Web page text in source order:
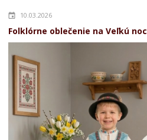
10.03.2026
Folklórne oblečenie na Veľkú noc